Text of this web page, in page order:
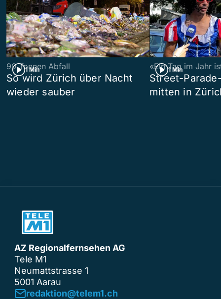
1 Min
90 Tonnen Abfall
So wird Zürich über Nacht
wieder sauber
1 Min
«Ein Tag im Jahr
Street-
mitten in
AZ Regionalfernsehen AG
Tele M1
Neumattstrasse 1
5001 Aarau
redaktion@telem1.ch